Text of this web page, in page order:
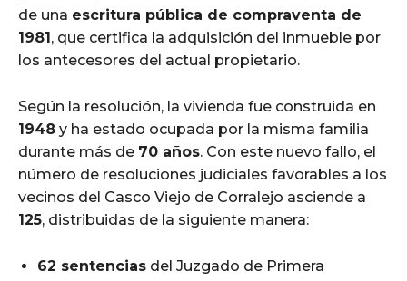
de una escritura pública de compraventa de
1981 , que certifica la adquisición del inmueble por
los antecesores del actual propietario.
Según la resolución, la vivienda fue construida en
1948 y ha estado ocupada por la misma familia
durante más de 70 años. Con este nuevo fallo, el
número de resoluciones judiciales favorables a los
vecinos del Casco Viejo de Corralejo asciende a
125, distribuidas de la siguiente manera:
62 sentencias del Juzgado de Primera